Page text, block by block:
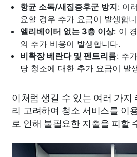
항균 소독/새집증후군 방지: 이
요할 경우 추가 요금이 발생합
엘리베이터 없는 3층 이상: 이
의 추가 비용이 발생합니다.
비확장 베란다 및 펜트리룸: 추
당 청소에 대한 추가 요금이 발
이처럼 생길 수 있는 여러 가지
리 고려하여 청소 서비스를 이
로 인해 불필요한 지출을 피할